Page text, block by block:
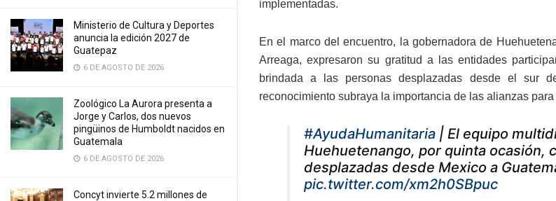
Ministerio de Cultura y Deportes
anuncia la edición 2027 de
Guatepaz
6 DE AGOSTO DE 2026
Zoológico La Aurora presenta a
Jorge y Carlos, dos nuevos
pingüinos de Humboldt nacidos en
Guatemala
6 DE AGOSTO DE 2026
Concyt invierte 5.2 millones de
implementadas.
En el marco del encuentro, la gobernadora de
Arreaga, expresaron su gratitud a las entidades
brindada a las personas desplazadas desde el sur
reconocimiento subraya la importancia de las alianzas
#AyudaHumanitaria | El equipo
Huehuetenango, por quinta ocasión,
desplazadas desde Mexico a
pic.twitter.com/xm2h0SBpuc